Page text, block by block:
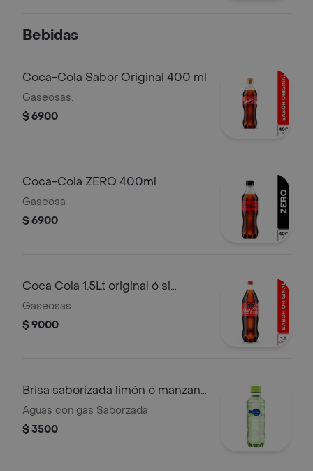
Bebidas
Coca-Cola Sabor Original 400 ml
Gaseosas.
$ 6900
Coca-Cola ZERO 400ml
Gaseosa
$ 6900
Coca Cola 1.5Lt original ó si
azúcar
Gaseosas
$ 9000
Brisa saborizada limón ó manzana
280ML
Aguas con gas Saborzada
$ 3500